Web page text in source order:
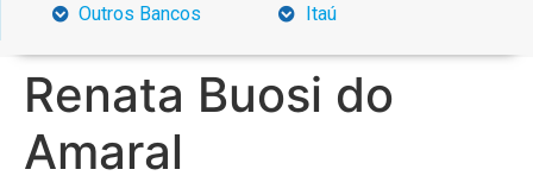
Outros Bancos
Itaú
Renata Buosi do
Amaral